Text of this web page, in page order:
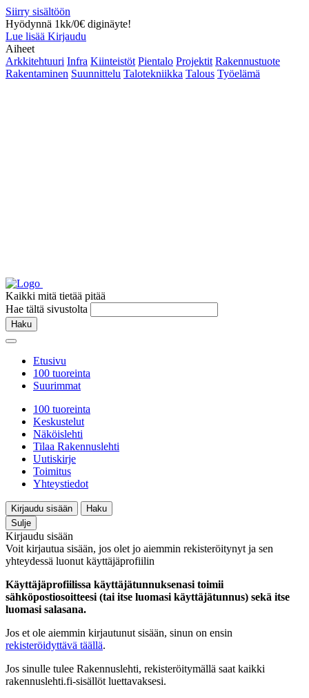
Siirry sisältöön
Hyödynnä 1kk/0€ diginäyte!
Lue lisää Kirjaudu
Aiheet
Arkkitehtuuri Infra Kiinteistöt Pientalo Projektit Rakennustuote
Rakentaminen Suunnittelu Talotekniikka Talous Työelämä
Kaikki mitä tietää pitää
Hae tältä sivustolta
Haku
Etusivu
100 tuoreinta
Suurimmat
100 tuoreinta
Keskustelut
Näköislehti
Tilaa Rakennuslehti
Uutiskirje
Toimitus
Yhteystiedot
Kirjaudu sisään
Haku
Sulje
Kirjaudu sisään
Voit kirjautua sisään, jos olet jo aiemmin rekisteröitynyt ja sen
yhteydessä luonut käyttäjäprofiilin
Käyttäjäprofiilissa käyttäjätunnuksenasi toimii
sähköpostiosoitteesi (tai itse luomasi käyttäjätunnus) sekä itse
luomasi salasana.
Jos et ole aiemmin kirjautunut sisään, sinun on ensin
rekisteröidyttävä täällä.
Jos sinulle tulee Rakennuslehti, rekisteröitymällä saat kaikki
rakennuslehti.fi-sisällöt luettavaksesi.